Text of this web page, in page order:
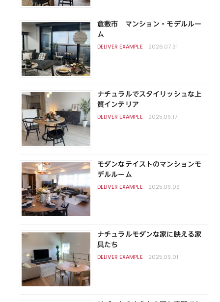
倉敷市 マンション・モデルルー
ム
2026.07.31
ナチュラルでスタイリッシュな上
質インテリア
2025.09.17
モダンなテイストのマンションモ
デルルーム
2025.09.09
ナチュラルモダンな家に映える家
具たち
2025.09.01